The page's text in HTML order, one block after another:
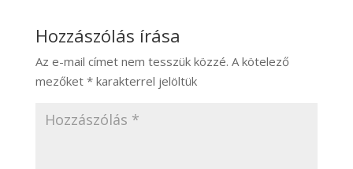
Hozzászólás írása
Az e-mail címet nem tesszük közzé. A kötelező
mezőket *karakterrel jelöltük